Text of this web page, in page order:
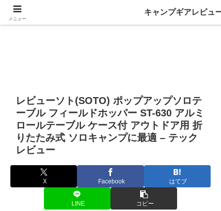
レビューソト(SOTO) ポップアップソロテ
ーブル フィールドホッパー ST-630 アルミ
ロールテーブル ケース付 アウトドア用 折
りたたみ式 ソロキャンプに最適 – テック
レビュー
X Facebook はてブ
LINE コピー
メニュー
キャンプギアレビュ